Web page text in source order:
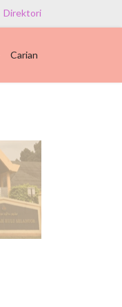
Direktori
Carian